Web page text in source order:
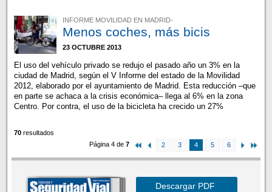
INFORME MOVILIDAD EN MADRID-
Menos coches, más bicis
23 OCTUBRE 2013
El uso del vehículo privado se redujo el pasado año un 3% en la
ciudad de Madrid, según el V Informe del estado de la Movilidad
2012, elaborado por el ayuntamiento de Madrid. Esta reducción –que
en parte se achaca a la crisis económica– llega al 6% en la zona
Centro. Por contra, el uso de la bicicleta ha crecido un 27%
70resultados
Página 4 de7 2 3 4 5 6
Descargar PDF